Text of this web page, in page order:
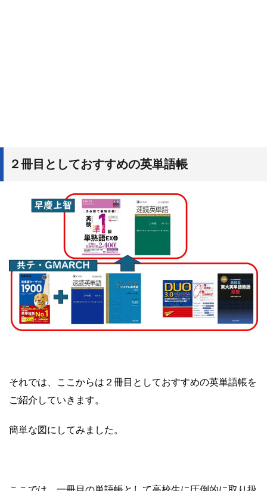
２冊目としておすすめの英単語帳
それでは、ここからは２冊目としておすすめの英単語帳を
ご紹介していきます。
簡単な図にしてみました。